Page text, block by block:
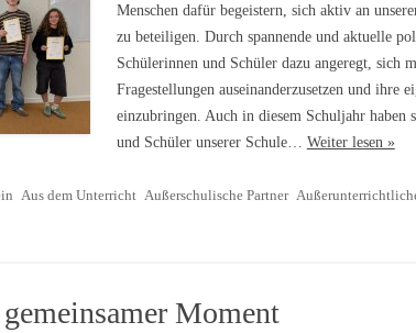
Menschen dafür begeistern, sich aktiv an
zu beteiligen. Durch spannende und aktuelle
Schülerinnen und Schüler dazu angeregt, sich
Fragestellungen auseinanderzusetzen und ihre
einzubringen. Auch in diesem Schuljahr haben
und Schüler unserer Schule… Weiter lesen »
Aus dem Unterricht Außerschulische Partner
Moment